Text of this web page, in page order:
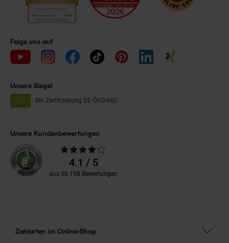
Folge uns auf
Unsere Siegel
Bio Zertifizierung DE-ÖKO-060
Unsere Kundenbewertungen
Durchschnittliche
Bewertungen4.1 / 5
aus 36.198 Bewertungen
Zahlarten im Online-Shop